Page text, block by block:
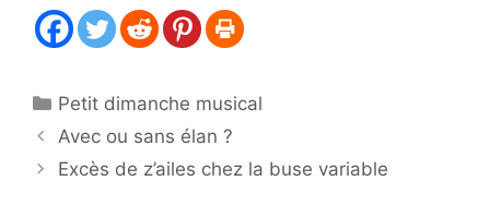
Catégories
Petit dimanche musical
Avec ou sans élan ?
Excès de z’ailes chez la buse variable